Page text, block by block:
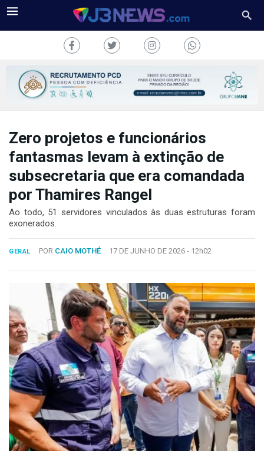
J3NEWS
COLUNAS
FALE
CONOSCO
Copyright
2024
Hesea
Tecnologia
Sistemas
Zero projetos e funcionários
fantasmas levam à extinção de
subsecretaria que era comandada
por Thamires Rangel
Ao todo, 51 servidores vinculados às duas estruturas foram
exonerados.
GERAL POR CAIO MOTHÉ 17 DE JUNHO DE 2026 - 12h02